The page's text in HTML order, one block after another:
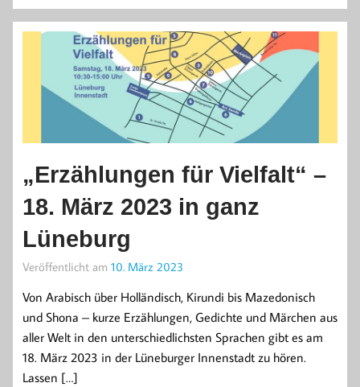
„Erzählungen für Vielfalt“ –
18. März 2023 in ganz
Lüneburg
Veröffentlicht am 10. März 2023
Von Arabisch über Holländisch, Kirundi bis Mazedonisch
und Shona – kurze Erzählungen, Gedichte und Märchen aus
aller Welt in den unterschiedlichsten Sprachen gibt es am
18. März 2023 in der Lüneburger Innenstadt zu hören.
Lassen […]